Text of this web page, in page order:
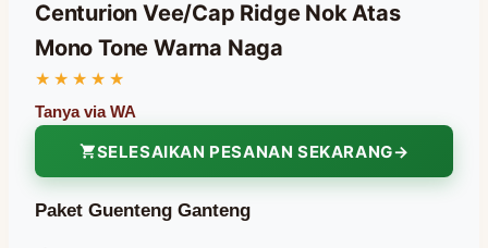
Centurion Vee/Cap Ridge Nok Atas
Mono Tone Warna Naga
SELESAIKAN PESANAN SEKARANG
Paket Guenteng Ganteng